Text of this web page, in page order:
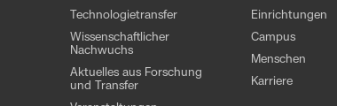
Technologietransfer
Wissenschaftlicher
Nachwuchs
Aktuelles aus Forschung
und Transfer
Einrichtungen
Campus
Menschen
Karriere